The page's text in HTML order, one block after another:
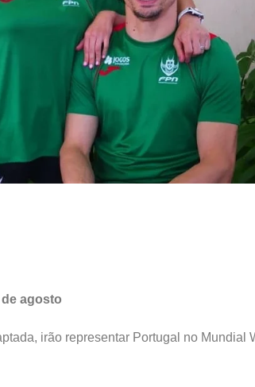
agosto
irão representar Portugal no Mundial